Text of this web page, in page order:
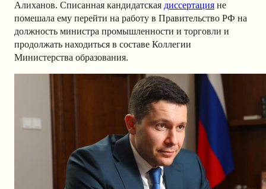
Алиханов. Списанная кандидатская диссертация не
помешала ему перейти на работу в Правительство РФ на
должность министра промышленности и торговли и
продолжать находиться в составе Коллегии
Министерства образования.